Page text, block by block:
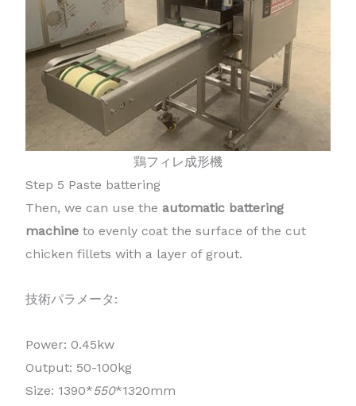
鶏フィレ成形機
Step 5 Paste battering
Then, we can use the automatic battering
machine to evenly coat the surface of the cut
chicken fillets with a layer of grout.
技術パラメータ:
Power: 0.45kw
Output: 50-100kg
Size: 1390*550*1320mm